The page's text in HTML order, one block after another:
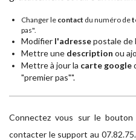
Changer le contact du numéro de
pas".
Modifier l'adressepostale de
Mettre une description ou
Mettre à jour la carte google
"premier pas"".
Connectez vous sur le
contacter le support au